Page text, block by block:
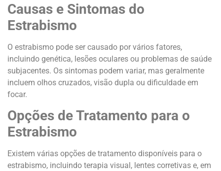
Causas e Sintomas do
Estrabismo
O estrabismo pode ser causado por vários fatores,
incluindo genética, lesões oculares ou problemas de saúde
subjacentes. Os sintomas podem variar, mas geralmente
incluem olhos cruzados, visão dupla ou dificuldade em
focar.
Opções de Tratamento para o
Estrabismo
Existem várias opções de tratamento disponíveis para o
estrabismo, incluindo terapia visual, lentes corretivas e, em